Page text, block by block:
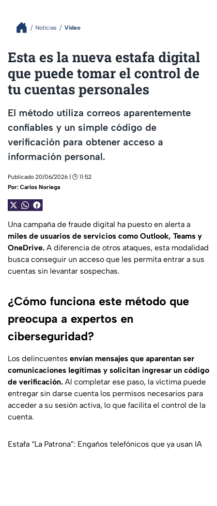
Noticias Video
Esta es la nueva estafa digital
que puede tomar el control de
tu cuentas personales
El método utiliza correos aparentemente
confiables y un simple código de
verificación para obtener acceso a
información personal.
Publicado 20/06/2026 | 🕑 11:52
Por: Carlos Noriega
Una campaña de fraude digital ha puesto en alerta a
miles de usuarios de servicios como Outlook, Teams y
OneDrive. A diferencia de otros ataques, esta modalidad
busca conseguir un acceso que les permita entrar a sus
cuentas sin levantar sospechas.
¿Cómo funciona este método que
preocupa a expertos en
ciberseguridad?
Los delincuentes envían mensajes que aparentan ser
comunicaciones legítimas y solicitan ingresar un código
de verificación. Al completar ese paso, la víctima puede
entregar sin darse cuenta los permisos necesarios para
acceder a su sesión activa, lo que facilita el control de la
cuenta.
Estafa “La Patrona”: Engaños telefónicos que ya usan IA